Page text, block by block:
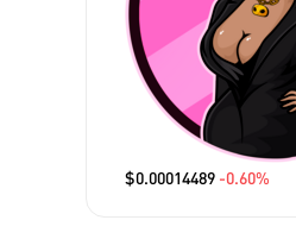
$0.00014489 -0.60%